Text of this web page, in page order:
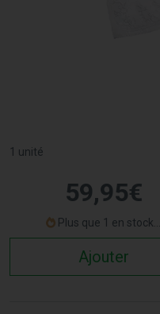
1 unité
59,95€
Plus que 1 en stock...
Ajouter